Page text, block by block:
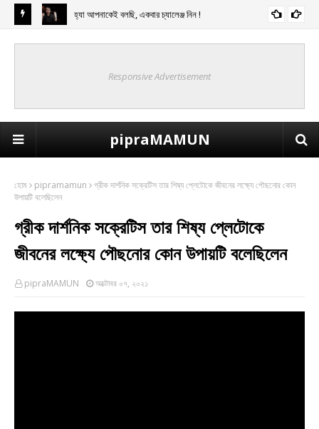
হ্যা আপনাকেই বলছি, একবার চ্যালেঞ্জ নিন !
Responsive Advertisement
pipraMAMUN
হোম pipramamun
গ্রীক দার্শনিক সক্রেটিস তার শিষ্য প্লেটোকে জীবনের লক্ষ্যে পৌছনোর কোন
উপায়টি বলেছিলেন
গ্রীক দার্শনিক সক্রেটিস তার শিষ্য প্লেটোকে
জীবনের লক্ষ্যে পৌছনোর কোন উপায়টি বলেছিলেন
pipraMAMUN অক্টোবর ০৭, ২০২১